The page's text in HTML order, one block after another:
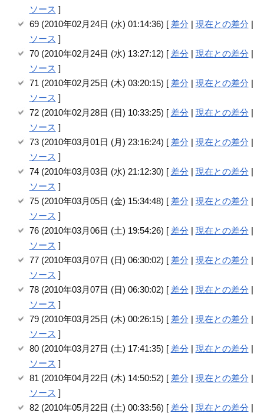
ソース ]
69 (2010年02月24日 (水) 01:14:36) [ 差分| 現在との差分|
ソース ]
70 (2010年02月24日 (水) 13:27:12) [ 差分| 現在との差分|
ソース ]
71 (2010年02月25日 (木) 03:20:15) [ 差分| 現在との差分|
ソース ]
72 (2010年02月28日 (日) 10:33:25) [ 差分| 現在との差分|
ソース ]
73 (2010年03月01日 (月) 23:16:24) [ 差分| 現在との差分|
ソース ]
74 (2010年03月03日 (水) 21:12:30) [ 差分| 現在との差分|
ソース ]
75 (2010年03月05日 (金) 15:34:48) [ 差分| 現在との差分|
ソース ]
76 (2010年03月06日 (土) 19:54:26) [ 差分| 現在との差分|
ソース ]
77 (2010年03月07日 (日) 06:30:02) [ 差分| 現在との差分|
ソース ]
78 (2010年03月07日 (日) 06:30:02) [ 差分| 現在との差分|
ソース ]
79 (2010年03月25日 (木) 00:26:15) [ 差分| 現在との差分|
ソース ]
80 (2010年03月27日 (土) 17:41:35) [ 差分| 現在との差分|
ソース ]
81 (2010年04月22日 (木) 14:50:52) [ 差分| 現在との差分|
ソース ]
82 (2010年05月22日 (土) 00:33:56) [ 差分| 現在との差分|